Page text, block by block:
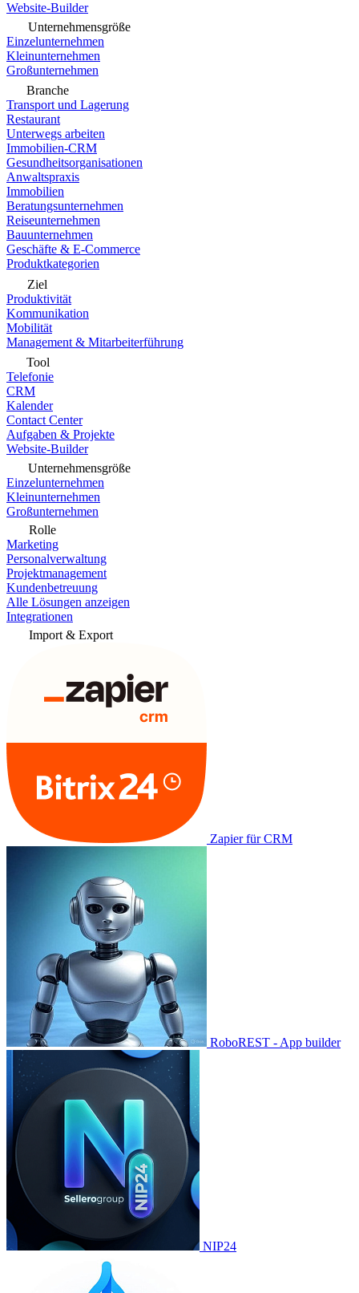
Website-Builder
Unternehmensgröße
Einzelunternehmen
Kleinunternehmen
Großunternehmen
Branche
Transport und Lagerung
Restaurant
Unterwegs arbeiten
Immobilien-CRM
Gesundheitsorganisationen
Anwaltspraxis
Immobilien
Beratungsunternehmen
Reiseunternehmen
Bauunternehmen
Geschäfte & E-Commerce
Produktkategorien
Ziel
Produktivität
Kommunikation
Mobilität
Management & Mitarbeiterführung
Tool
Telefonie
CRM
Kalender
Contact Center
Aufgaben & Projekte
Website-Builder
Unternehmensgröße
Einzelunternehmen
Kleinunternehmen
Großunternehmen
Rolle
Marketing
Personalverwaltung
Projektmanagement
Kundenbetreuung
Alle Lösungen anzeigen
Integrationen
Import & Export
Zapier für CRM
RoboREST - App builder
NIP24